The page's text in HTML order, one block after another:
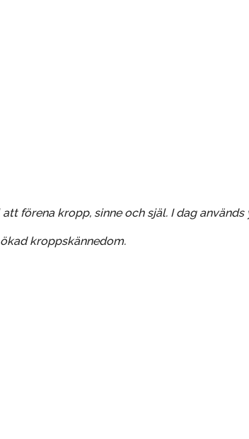
förena kropp, sinne och själ. I dag
kroppskännedom.